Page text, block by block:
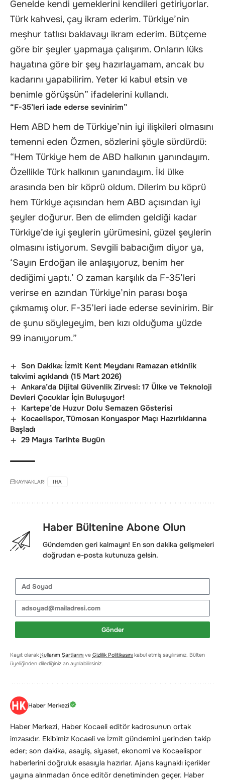
Genelde kendi yemeklerini kendileri getiriyorlar.
Türk kahvesi, çay ikram ederim. Türkiye’nin
meşhur tatlısı baklavayı ikram ederim. Bütçeme
göre bir şeyler yapmaya çalışırım. Onların lüks
hayatına göre bir şey hazırlayamam, ancak bu
kadarını yapabilirim. Yeter ki kabul etsin ve
benimle görüşsün” ifadelerini kullandı.
“F-35’leri iade ederse sevinirim”
Hem ABD hem de Türkiye’nin iyi ilişkileri olmasını
temenni eden Özmen, sözlerini şöyle sürdürdü:
“Hem Türkiye hem de ABD halkının yanındayım.
Özellikle Türk halkının yanındayım. İki ülke
arasında ben bir köprü oldum. Dilerim bu köprü
hem Türkiye açısından hem ABD açısından iyi
şeyler doğurur. Ben de elimden geldiği kadar
Türkiye’de iyi şeylerin yürümesini, güzel şeylerin
olmasını istiyorum. Sevgili babacığım diyor ya,
‘Sayın Erdoğan ile anlaşıyoruz, benim her
dediğimi yaptı.’ O zaman karşılık da F-35’leri
verirse en azından Türkiye’nin parası boşa
çıkmamış olur. F-35’leri iade ederse sevinirim. Bir
de şunu söyleyeyim, ben kızı olduğuma yüzde
99 inanıyorum.”
Son Dakika: İzmit Kent Meydanı Ramazan etkinlik
takvimi açıklandı (15 Mart 2026)
Ankara’da Dijital Güvenlik Zirvesi: 17 Ülke ve Teknoloji
Devleri Çocuklar İçin Buluşuyor!
Kartepe’de Huzur Dolu Semazen Gösterisi
Kocaelispor, Tümosan Konyaspor Maçı Hazırlıklarına
Başladı
29 Mayıs Tarihte Bugün
KAYNAKLAR: IHA
Haber Bültenine Abone Olun
Gündemden geri kalmayın! En son dakika gelişmeleri
doğrudan e-posta kutunuza gelsin.
Gönder
Kayıt olarak Kullanım Şartlarını ve Gizlilik Politikasını kabul etmiş sayılırsınız. Bülten
üyeliğinden dilediğiniz an ayrılabilirsiniz.
Haber Merkezi
Haber Merkezi, Haber Kocaeli editör kadrosunun ortak
imzasıdır. Ekibimiz Kocaeli ve İzmit gündemini yerinden takip
eder; son dakika, asayiş, siyaset, ekonomi ve Kocaelispor
haberlerini doğruluk esasıyla hazırlar. Ajans kaynaklı içerikler
yayına alınmadan önce editör denetiminden geçer. Haber